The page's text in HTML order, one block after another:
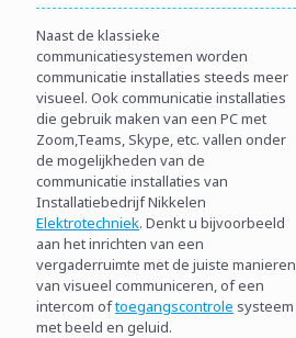
Naast de klassieke
communicatiesystemen worden
communicatie installaties steeds meer
visueel. Ook communicatie installaties
die gebruik maken van een PC met
Zoom,Teams, Skype, etc. vallen onder
de mogelijkheden van de
communicatie installaties van
Installatiebedrijf Nikkelen
Elektrotechniek. Denkt u bijvoorbeeld
aan het inrichten van een
vergaderruimte met de juiste manieren
van visueel communiceren, of een
intercom oftoegangscontrole systeem
met beeld en geluid.